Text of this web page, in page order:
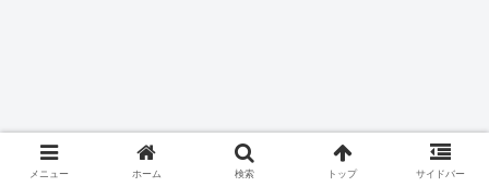
メニュー ホーム 検索 トップ サイドバー